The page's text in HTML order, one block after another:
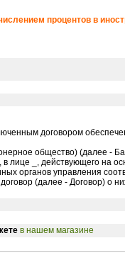
процентов в
договором
общество) (далее -
лице _, действующего на
органов управления
(далее - Договор) о
в нашем магазине